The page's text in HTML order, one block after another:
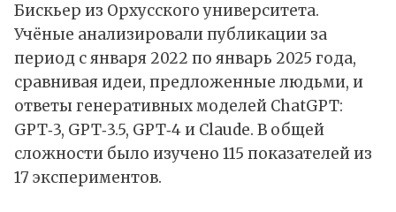
Бискьер из Орхусского университета.
Учёные анализировали публикации за
период с января 2022 по январь 2025 года,
сравнивая идеи, предложенные людьми, и
ответы генеративных моделей СhatGPT:
GPT‑3, GPT‑3.5, GPT‑4 и Claude. В общей
сложности было изучено 115 показателей из
17 экспериментов.